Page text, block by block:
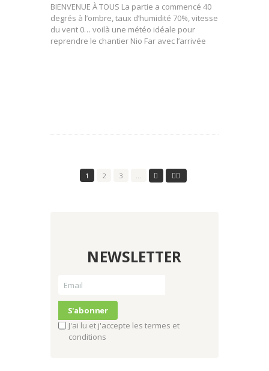
BIENVENUE À TOUS La partie a commencé 40
degrés à l’ombre, taux d’humidité 70%, vitesse
du vent 0… voilà une météo idéale pour
reprendre le chantier Nio Far avec l’arrivée
1 2 3
NEWSLETTER
J'ai lu et j'accepte les termes et
conditions